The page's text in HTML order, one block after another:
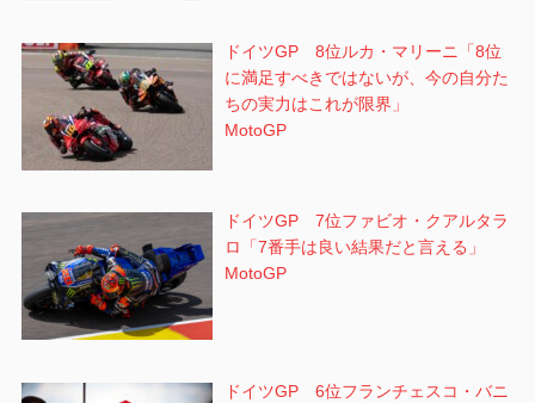
ドイツGP 8位ルカ・マリーニ「8位
に満足すべきではないが、今の自分た
ちの実力はこれが限界」
MotoGP
ドイツGP 7位ファビオ・クアルタラ
ロ「7番手は良い結果だと言える」
MotoGP
ドイツGP 6位フランチェスコ・バニ